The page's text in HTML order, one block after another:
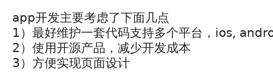
app开发主要考虑了下面几点
1）最好维护一套代码支持多个平台，ios,
2）使用开源产品，减少开发成本
3）方便实现页面设计